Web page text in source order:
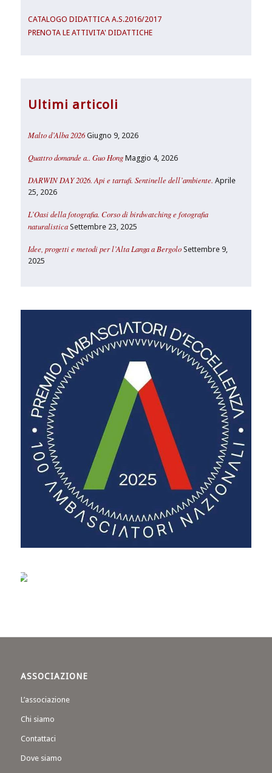
CATALOGO DIDATTICA A.S.2016/2017
PRENOTA LE ATTIVITA' DIDATTICHE
Ultimi articoli
Malto d’Alba 2026 Giugno 9, 2026
Quattro domande a.. Guo Hong Maggio 4, 2026
DARWIN DAY 2026. Api e tartufi. Sentinelle dell’ambiente. Aprile
25, 2026
L’Oasi della fotografia. Corso di birdwatching e fotografia
naturalistica Settembre 23, 2025
Idee, progetti e metodi per l’Alta Langa a Bergolo Settembre 9,
2025
ASSOCIAZIONE
L’associazione
Chi siamo
Contattaci
Dove siamo